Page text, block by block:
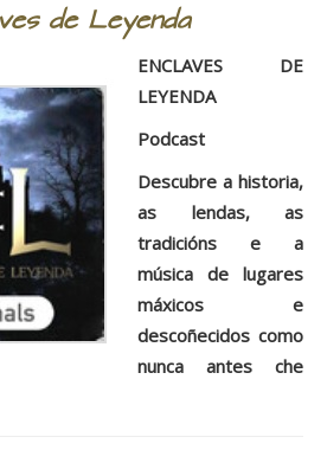
de Leyenda
ENCLAVES DE
LEYENDA
Podcast
Descubre a historia,
as lendas, as
tradicións e a
música de lugares
máxicos e
descoñecidos como
nunca antes che